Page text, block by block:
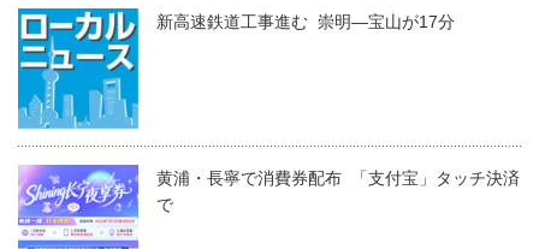
新高速鉄道工事進む 崇明―宝山が17分
黄浦・長寧で消費券配布 「支付宝」タッチ決済
で